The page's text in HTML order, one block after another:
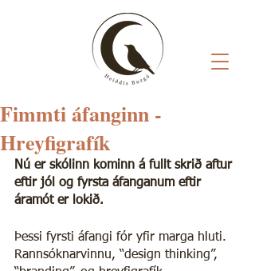
Fimmti áfanginn -
Hreyfigrafík
Nú er skólinn kominn á fullt skrið aftur
eftir jól og fyrsta áfanganum eftir
áramót er lokið.
Þessi fyrsti áfangi fór yfir marga hluti.
Rannsóknarvinnu, “design thinking”,